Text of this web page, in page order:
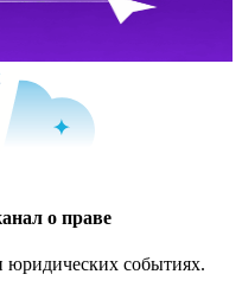
о праве
юридических событиях.